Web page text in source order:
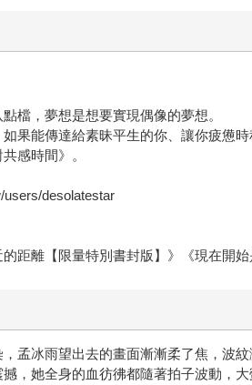
檔，夢想是想要實現偶像的夢想。
果能傳達給素昧平生的你、讓你疲憊
感時間》。
desolatestar
距離【限量特別書封版】》《現在開始
孟冰雨望出去的畫面漸漸柔了焦，波紋
，她全身的血彷彿都隨著拍子波動，大